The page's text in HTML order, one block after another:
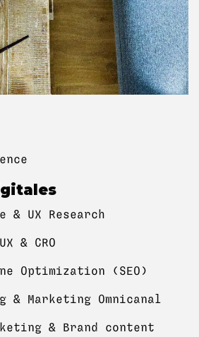
& UX Research
& CRO
Optimization (SEO)
& Marketing Omnicanal
& Brand content